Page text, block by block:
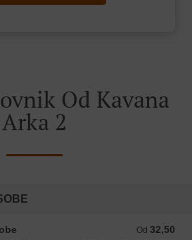
Od Kavana
Arka 2
Od 32,50
Od 32,50 EUR